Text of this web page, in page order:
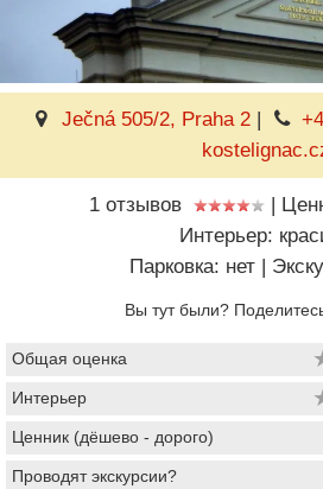
Ječná 505/2, Praha 2 |
1 отзывов |
Интерьер:
Парковка: нет |
Вы тут были?
Общая оценка
Интерьер
Ценник (дёшево - дорого)
Проводят экскурсии?